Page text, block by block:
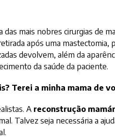
das mais nobres cirurgias de
após uma
devolvem, além da
da saúde da paciente.
Terei a minha mama de
A reconstrução
Talvez seja necessária a